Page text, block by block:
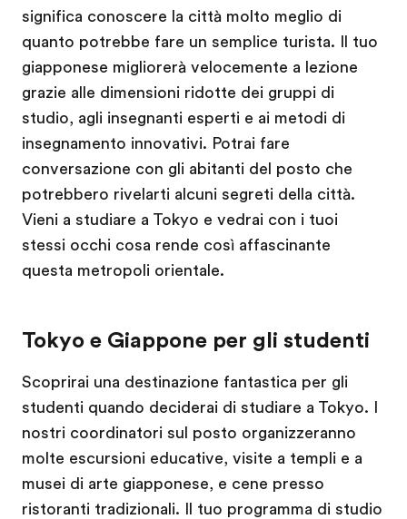
significa conoscere la città molto meglio di
quanto potrebbe fare un semplice turista. Il tuo
giapponese migliorerà velocemente a lezione
grazie alle dimensioni ridotte dei gruppi di
studio, agli insegnanti esperti e ai metodi di
insegnamento innovativi. Potrai fare
conversazione con gli abitanti del posto che
potrebbero rivelarti alcuni segreti della città.
Vieni a studiare a Tokyo e vedrai con i tuoi
stessi occhi cosa rende così affascinante
questa metropoli orientale.
Tokyo e Giappone per gli studenti
Scoprirai una destinazione fantastica per gli
studenti quando deciderai di studiare a Tokyo. I
nostri coordinatori sul posto organizzeranno
molte escursioni educative, visite a templi e a
musei di arte giapponese, e cene presso
ristoranti tradizionali. Il tuo programma di studio